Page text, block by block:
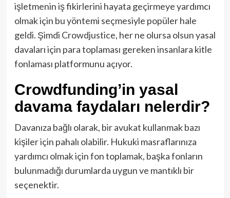
işletmenin iş fikirlerini hayata geçirmeye yardımcı
olmak için bu yöntemi seçmesiyle popüler hale
geldi. Şimdi Crowdjustice, her ne olursa olsun yasal
davaları için para toplaması gereken insanlara kitle
fonlaması platformunu açıyor.
Crowdfunding’in yasal
davama faydaları nelerdir?
Davanıza bağlı olarak, bir avukat kullanmak bazı
kişiler için pahalı olabilir. Hukuki masraflarınıza
yardımcı olmak için fon toplamak, başka fonların
bulunmadığı durumlarda uygun ve mantıklı bir
seçenektir.